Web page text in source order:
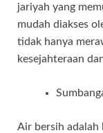
jariyah yang
mudah diakses
tidak hanya
kesejahteraan
Air bersih adalah